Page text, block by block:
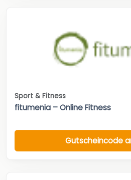
Sport & Fitness
fitumenia – Online Fitness
Gutscheincode